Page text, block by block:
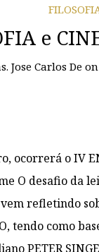
e
Jose Carlos De
ocorrerá o IV
O desafio da
vem refletindo
tendo como
PETER